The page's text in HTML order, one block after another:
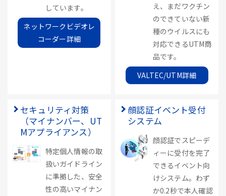
しています。
ネットワークビデオレ
コーダー詳細
え、まだワクチン
のできていない新
種のウイルスにも
対応できるUTM商
品です。
VALTEC/UTM詳細
セキュリティ対策
（マイナンバー、UT
Mアプライアンス）
特定個人情報の取
扱いガイドライン
に準拠した、安全
性の高いマイナン
顔認証イベント受付
システム
顔認証でスピーデ
ィーに受付を完了
できるイベント向
けシステム。わず
か0.2秒で本人確認